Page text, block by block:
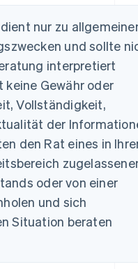
nur zu
und sollte
interpretiert
keine Gewähr oder
Vollständigkeit,
der
den Rat eines in
oder von einer
und sich
Situation beraten